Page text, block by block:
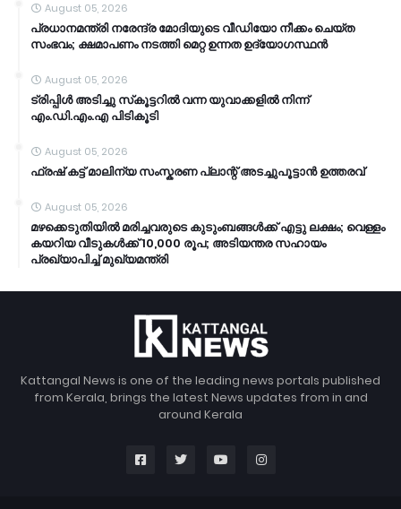
August 05, 2026
പ്രധാനമന്ത്രി നരേന്ദ്ര മോദിയുടെ വീഡിയോ നീക്കം ചെയ്ത
സംഭവം; ക്ഷമാപണം നടത്തി മെറ്റ ഉന്നത ഉദ്യോഗസ്ഥന്‍
August 05, 2026
ട്രിപ്പിള്‍ അടിച്ചു സ്‌കൂട്ടറില്‍ വന്ന യുവാക്കളില്‍ നിന്ന്
എം.ഡി.എം.എ പിടികൂടി
August 05, 2026
ഫ്രഷ് കട്ട് മാലിന്യ സംസ്കരണ പ്ലാന്റ് അടച്ചുപൂട്ടാൻ ഉത്തരവ്
August 05, 2026
മഴക്കെടുതിയിൽ മരിച്ചവരുടെ കുടുംബങ്ങൾക്ക് എട്ടു ലക്ഷം; വെള്ളം
കയറിയ വീടുകൾക്ക് 10,000 രൂപ; അടിയന്തര സഹായം
പ്രഖ്യാപിച്ച് മുഖ്യമന്ത്രി
Kattangal News is one of the leading news portals published
from Kerala, brings the latest News updates from in and
around Kerala